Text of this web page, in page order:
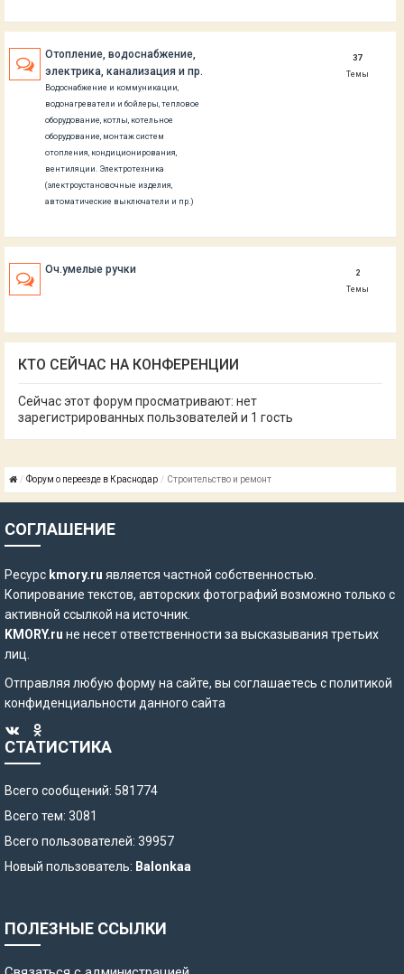
Отопление, водоснабжение,
электрика, канализация и пр.
Водоснабжение и коммуникации,
водонагреватели и бойлеры, тепловое
оборудование, котлы, котельное
оборудование, монтаж систем
отопления, кондиционирования,
вентиляции. Электротехника
(электроустановочные изделия,
автоматические выключатели и пр.)
37
Темы
Оч.умелые ручки
2
Темы
КТО СЕЙЧАС НА КОНФЕРЕНЦИИ
Сейчас этот форум просматривают: нет
зарегистрированных пользователей и 1 гость
Форум о переезде в Краснодар Строительство и ремонт
СОГЛАШЕНИЕ
Ресурс kmory.ru является частной собственностью.
Копирование текстов, авторских фотографий возможно только с
активной ссылкой на источник.
KMORY.ru не несет ответственности за высказывания третьих
лиц.
Отправляя любую форму на сайте, вы соглашаетесь сполитикой
конфиденциальности данного сайта
СТАТИСТИКА
Всего сообщений: 581774
Всего тем: 3081
Всего пользователей: 39957
Новый пользователь: Balonkaa
ПОЛЕЗНЫЕ ССЫЛКИ